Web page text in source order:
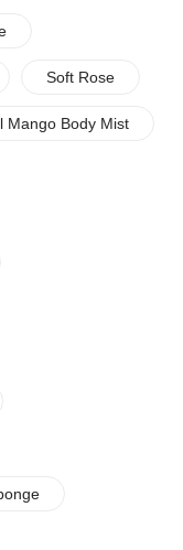
Soft Rose
Mango Body Mist